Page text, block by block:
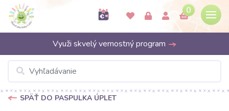
0
Využi skvelý vernostný program
SPÄŤ DO PASPULKA ÚPLET